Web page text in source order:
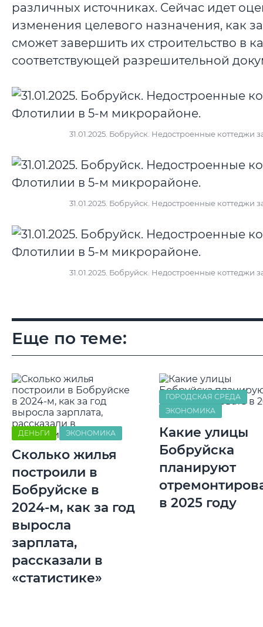
различных источниках. Сейчас идет
изменения целевого назначения, как
сможет завершить их строительство в
соответствующей разрешительной
31.01.2025. Бобруйск. Недостроенные
31.01.2025. Бобруйск. Недостроенные
31.01.2025. Бобруйск. Недостроенные
Еще по теме:
ДЕНЬГИ ЭКОНОМИКА
Сколько жилья
построили в
Бобруйске в
2024-м, как за год
выросла
зарплата,
рассказали в
«статистике»
ГОРОДСКАЯ СРЕДА
ЭКОНОМИКА
Какие улицы
Бобруйска
планируют
в 2025 году